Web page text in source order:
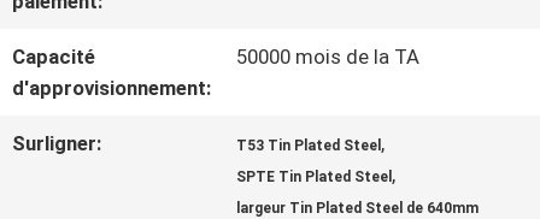
CONTACTEZ-
NOUS
NOUVELLES
Capacité
d'approvisionnement:
50000 mois de la TA
Surligner: T53 Tin Plated Steel ,
SPTE Tin Plated Steel ,
largeur Tin Plated Steel de 640mm